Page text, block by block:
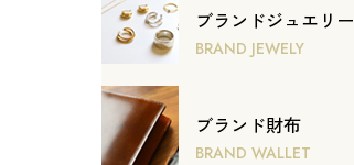
ブランドジュエリー
BRAND JEWELY
ブランド財布
BRAND WALLET